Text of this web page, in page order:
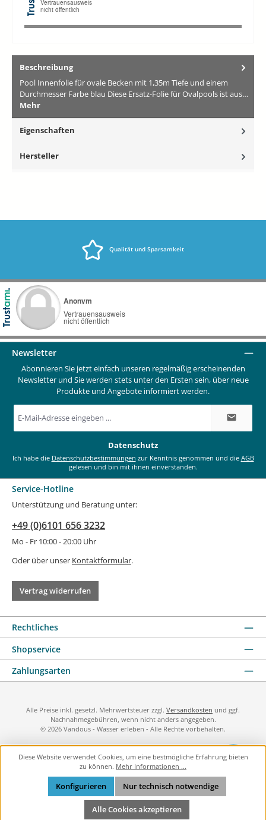
Beschreibung
Pool Innenfolie für ovale Becken mit 1,35m Tiefe und einem
Durchmesser Farbe blau Diese Ersatz-Folie für Ovalpools ist aus…
Mehr
Eigenschaften
Hersteller
Qualität und Sparsamkeit
Newsletter
Abonnieren Sie jetzt einfach unseren regelmäßig erscheinenden
Newsletter und Sie werden stets unter den Ersten sein, über neue
Produkte und Angebote informiert werden.
Mail-
Datenschutz
Ich habe die Datenschutzbestimmungen zur Kenntnis genommen und die AGB
gelesen und bin mit ihnen einverstanden.
Service-Hotline
Unterstützung und Beratung unter:
+49 (0)6101 656 3232
Mo - Fr 10:00 - 20:00 Uhr
Oder über unser Kontaktformular.
Vertrag widerrufen
Rechtliches
Shopservice
Zahlungsarten
Alle Preise inkl. gesetzl. Mehrwertsteuer zzgl. Versandkosten und ggf.
Nachnahmegebühren, wenn nicht anders angegeben.
© 2026 Vandous - Wasser erleben - Alle Rechte vorbehalten.
Diese Website verwendet Cookies, um eine bestmögliche Erfahrung bieten
zu können. Mehr Informationen ...
Nur technisch notwendige
Konfigurieren
Alle Cookies akzeptieren